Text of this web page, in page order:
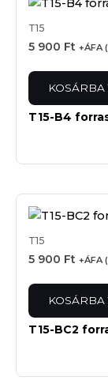
T15
5 900 Ft +ÁFA
KOSÁRBA
T15-B4
T15
5 900 Ft +ÁFA
KOSÁRBA
T15-BC2